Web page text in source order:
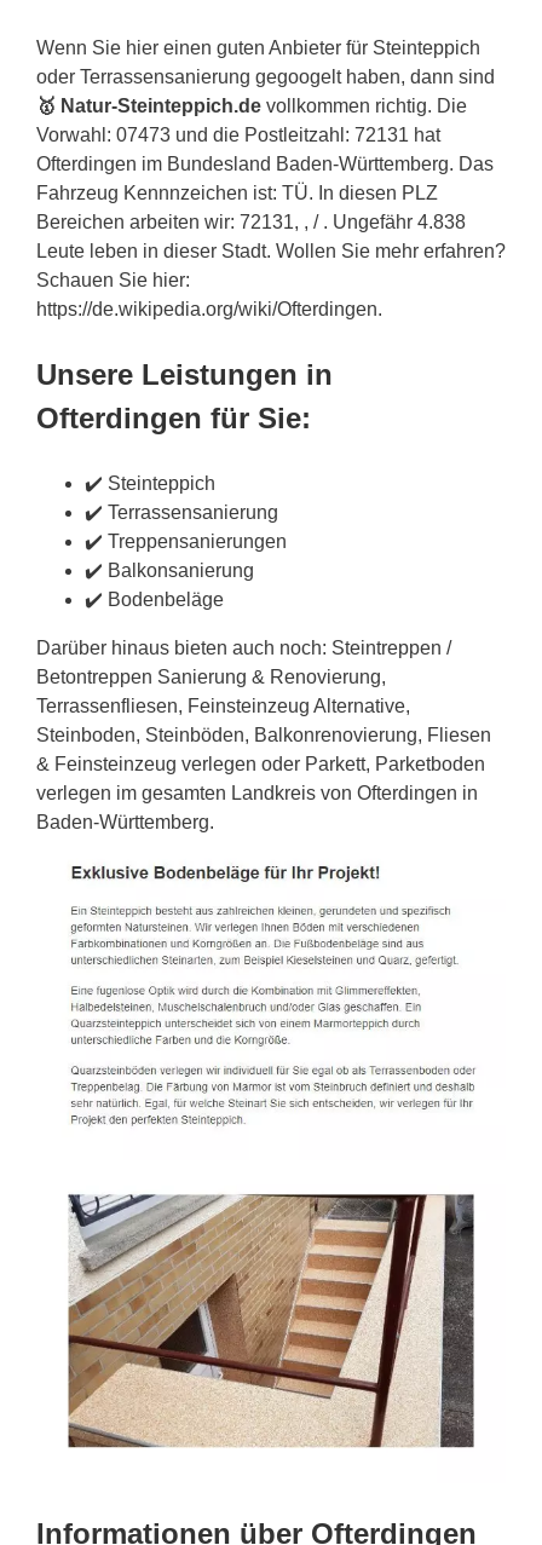
Wenn Sie hier einen guten Anbieter für Steinteppich
oder Terrassensanierung gegoogelt haben, dann sind
🥇 Natur-Steinteppich.de vollkommen richtig. Die
Vorwahl: 07473 und die Postleitzahl: 72131 hat
Ofterdingen im Bundesland Baden-Württemberg. Das
Fahrzeug Kennnzeichen ist: TÜ. In diesen PLZ
Bereichen arbeiten wir: 72131, , / . Ungefähr 4.838
Leute leben in dieser Stadt. Wollen Sie mehr erfahren?
Schauen Sie hier:
https://de.wikipedia.org/wiki/Ofterdingen.
Unsere Leistungen in
Ofterdingen für Sie:
✔️ Steinteppich
✔️ Terrassensanierung
✔️ Treppensanierungen
✔️ Balkonsanierung
✔️ Bodenbeläge
Darüber hinaus bieten auch noch: Steintreppen /
Betontreppen Sanierung & Renovierung,
Terrassenfliesen, Feinsteinzeug Alternative,
Steinboden, Steinböden, Balkonrenovierung, Fliesen
& Feinsteinzeug verlegen oder Parkett, Parketboden
verlegen im gesamten Landkreis von Ofterdingen in
Baden-Württemberg.
Informationen über Ofterdingen